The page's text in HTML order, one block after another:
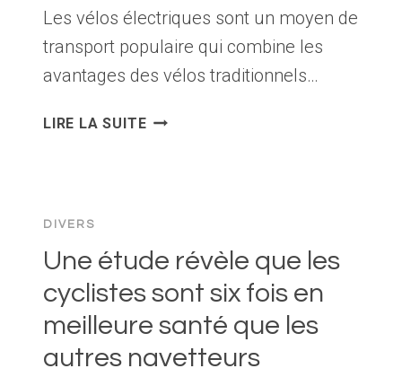
Les vélos électriques sont un moyen de
transport populaire qui combine les
avantages des vélos traditionnels…
LIRE LA SUITEARRÊTE
INCONVÉNIENTS
FREINS
À
MÉCANIQUES
DIVERS
Une étude révèle que les
cyclistes sont six fois en
meilleure santé que les
autres navetteurs